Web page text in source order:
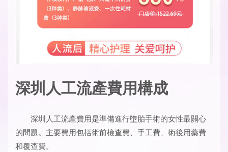
深圳人工流產費用構成
深圳人工流產費用是準備進行墮胎手術的女性最關心
的問題。主要費用包括術前檢查費、手工費、術後用藥費
和覆查費。